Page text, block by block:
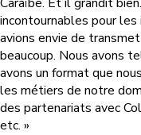
incontournables pour
avions envie de
beaucoup. Nous avons
avons un format que
les métiers de notre
des partenariats avec
etc. »